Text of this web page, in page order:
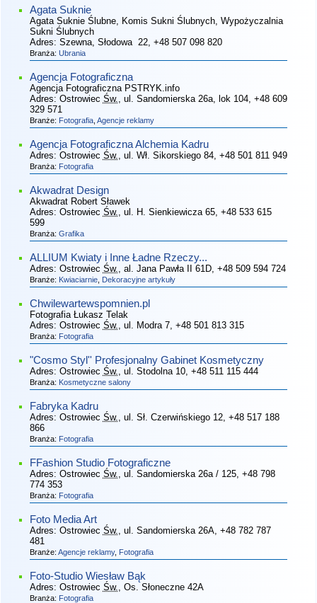
Agata Suknie
Agata Suknie Ślubne, Komis Sukni Ślubnych, Wypożyczalnia
Sukni Ślubnych
Adres: Szewna, Słodowa 22, +48 507 098 820
Branża: Ubrania
Agencja Fotograficzna
Agencja Fotograficzna PSTRYK.info
Adres: Ostrowiec Św. , ul. Sandomierska 26a, lok 104, +48 609
329 571
Branże: Fotografia, Agencje reklamy
Agencja Fotograficzna Alchemia Kadru
Adres: Ostrowiec Św. , ul. Wł. Sikorskiego 84, +48 501 811 949
Branża: Fotografia
Akwadrat Design
Akwadrat Robert Sławek
Adres: Ostrowiec Św. , ul. H. Sienkiewicza 65, +48 533 615
599
Branża: Grafika
ALLIUM Kwiaty i Inne Ładne Rzeczy...
Adres: Ostrowiec Św. , al. Jana Pawła II 61D, +48 509 594 724
Branże: Kwiaciarnie, Dekoracyjne artykuły
Chwilewartewspomnien.pl
Fotografia Łukasz Telak
Adres: Ostrowiec Św. , ul. Modra 7, +48 501 813 315
Branża: Fotografia
"Cosmo Styl'' Profesjonalny Gabinet Kosmetyczny
Adres: Ostrowiec Św. , ul. Stodolna 10, +48 511 115 444
Branża: Kosmetyczne salony
Fabryka Kadru
Adres: Ostrowiec Św. , ul. Sł. Czerwińskiego 12, +48 517 188
866
Branża: Fotografia
FFashion Studio Fotograficzne
Adres: Ostrowiec Św. , ul. Sandomierska 26a / 125, +48 798
774 353
Branża: Fotografia
Foto Media Art
Adres: Ostrowiec Św. , ul. Sandomierska 26A, +48 782 787
481
Branże: Agencje reklamy, Fotografia
Foto-Studio Wiesław Bąk
Adres: Ostrowiec Św. , Os. Słoneczne 42A
Branża: Fotografia